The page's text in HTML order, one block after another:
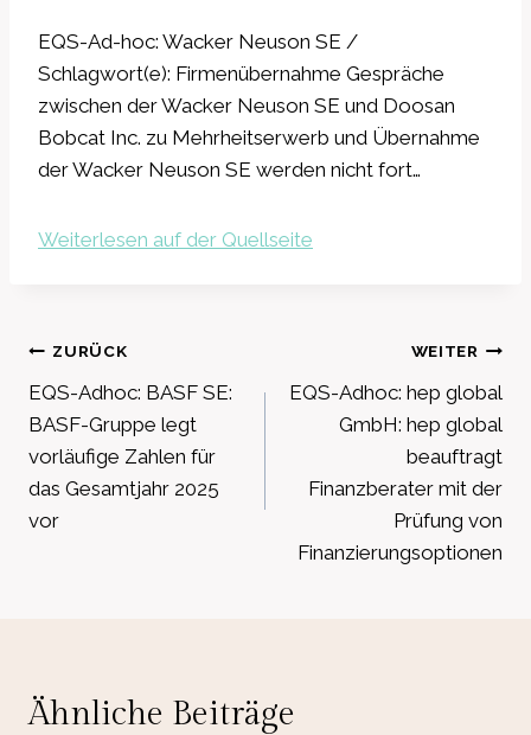
EQS-Ad-hoc: Wacker Neuson SE /
Schlagwort(e): Firmenübernahme Gespräche
zwischen der Wacker Neuson SE und Doosan
Bobcat Inc. zu Mehrheitserwerb und Übernahme
der Wacker Neuson SE werden nicht fort…
Weiterlesen auf der Quellseite
Beitragsnavigation
ZURÜCK
EQS-Adhoc: BASF SE:
BASF-Gruppe legt
vorläufige Zahlen für
das Gesamtjahr 2025
vor
WEITER
EQS-Adhoc: hep global
GmbH: hep global
beauftragt
Finanzberater mit der
Prüfung von
Finanzierungsoptionen
Ähnliche Beiträge